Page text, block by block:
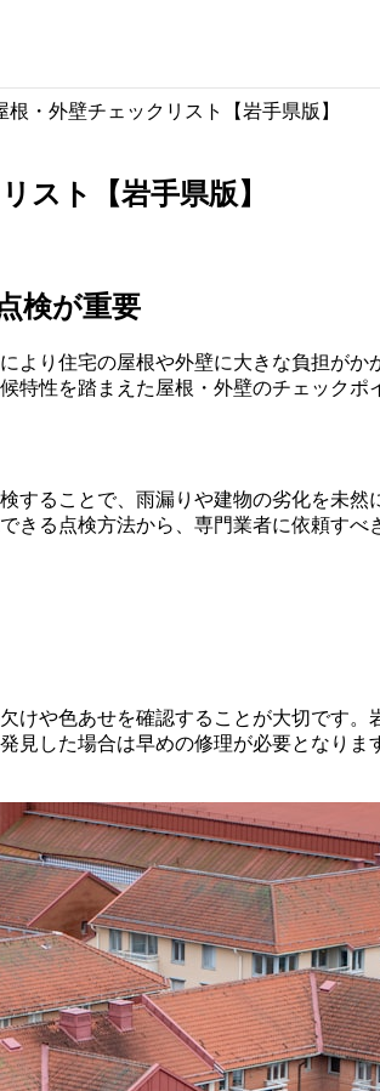
・外壁チェックリスト【岩手県版】
スト【岩手県版】
検が重要
より住宅の屋根や外壁に大きな負担が
特性を踏まえた屋根・外壁のチェックポ
することで、雨漏りや建物の劣化を未
きる点検方法から、専門業者に依頼す
けや色あせを確認することが大切です
見した場合は早めの修理が必要となり